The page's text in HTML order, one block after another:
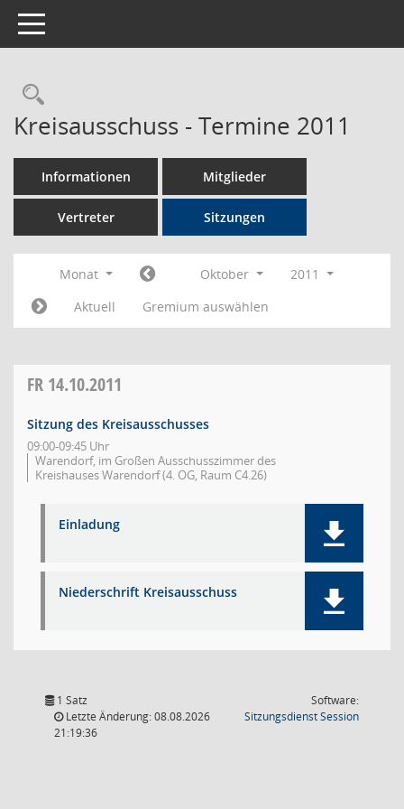
Toggle navigation
Rechercheauswahl
Kreisausschuss - Termine 2011
Informationen Mitglieder
Vertreter Sitzungen
Monat Oktober
2011
Aktuell
Gremium auswählen
FR 14.10.2011
Sitzung des Kreisausschusses
09:00-09:45 Uhr
Warendorf, im Großen Ausschusszimmer des
Kreishauses Warendorf (4. OG, Raum C4.26)
Einladung
Niederschrift Kreisausschuss
1 Satz
Letzte Änderung: 08.08.2026
21:19:36
Software:
SitzungsdienstSession(Wird in